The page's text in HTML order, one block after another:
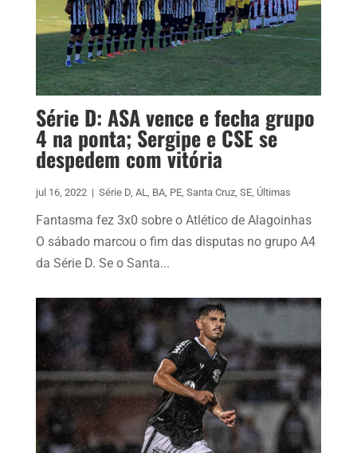
Série D: ASA vence e fecha grupo
4 na ponta; Sergipe e CSE se
despedem com vitória
jul 16, 2022 | Série D, AL, BA, PE, Santa Cruz, SE, Últimas
Fantasma fez 3x0 sobre o Atlético de Alagoinhas
O sábado marcou o fim das disputas no grupo A4
da Série D. Se o Santa...